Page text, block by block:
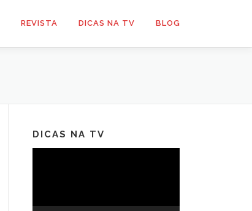
REVISTA DICAS NA TV BLOG
DICAS NA TV